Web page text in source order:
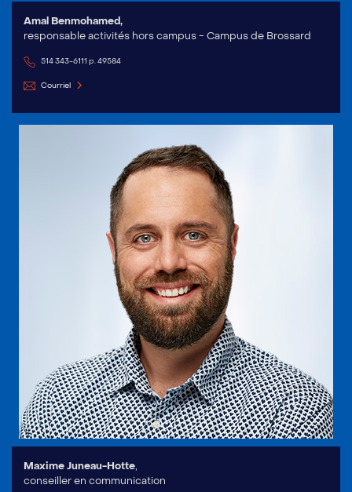
Amal Benmohamed,
responsable activités hors campus - Campus de Brossard
514 343-6111 p. 49584
Courriel
Maxime Juneau-Hotte,
conseiller en communication